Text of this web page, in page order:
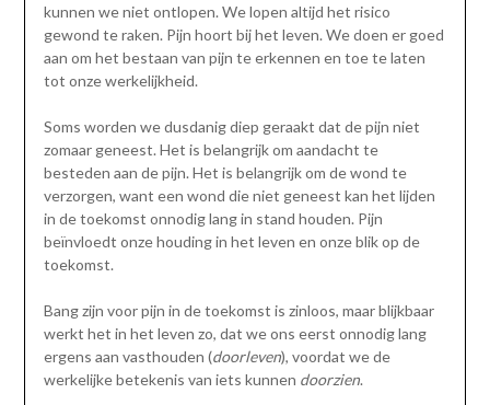
kunnen we niet ontlopen. We lopen altijd het risico
gewond te raken. Pijn hoort bij het leven. We doen er goed
aan om het bestaan van pijn te erkennen en toe te laten
tot onze werkelijkheid.
Soms worden we dusdanig diep geraakt dat de pijn niet
zomaar geneest. Het is belangrijk om aandacht te
besteden aan de pijn. Het is belangrijk om de wond te
verzorgen, want een wond die niet geneest kan het lijden
in de toekomst onnodig lang in stand houden. Pijn
beïnvloedt onze houding in het leven en onze blik op de
toekomst.
Bang zijn voor pijn in de toekomst is zinloos, maar blijkbaar
werkt het in het leven zo, dat we ons eerst onnodig lang
ergens aan vasthouden (doorleven), voordat we de
werkelijke betekenis van iets kunnen doorzien.